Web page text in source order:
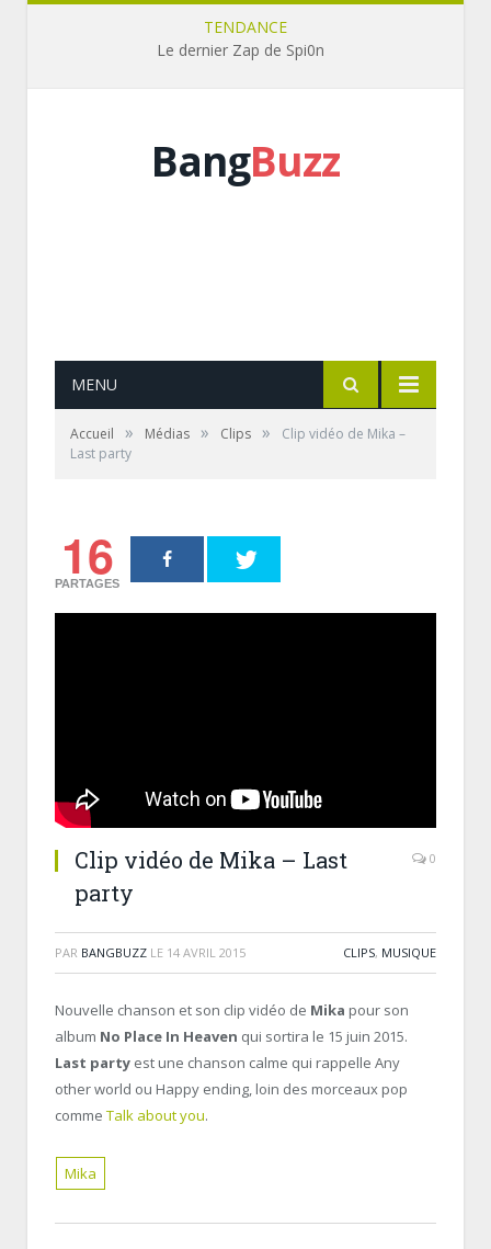
TENDANCE
Le dernier Zap de Spi0n
BangBuzz
MENU
Accueil » Médias » Clips »
Clip vidéo de Mika –
Last party
16
PARTAGES
Clip vidéo de Mika – Last
party
0
PAR BANGBUZZ LE 14 AVRIL 2015 CLIPS, MUSIQUE
Nouvelle chanson et son clip vidéo de Mika pour son
album No Place In Heaven qui sortira le 15 juin 2015.
Last party est une chanson calme qui rappelle Any
other world ou Happy ending, loin des morceaux pop
comme Talk about you.
Mika